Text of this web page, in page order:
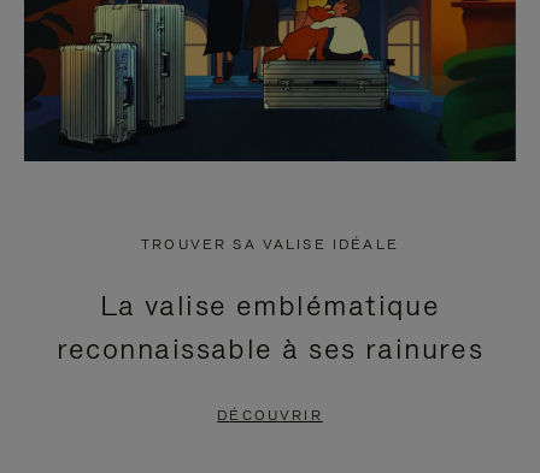
TROUVER SA VALISE IDÉALE
La valise emblématique
reconnaissable à ses rainures
DÉCOUVRIR